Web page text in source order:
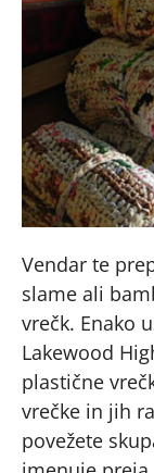
Vendar te
slame ali
vrečk. Enako
Lakewood
plastične
vrečke in jih
povežete